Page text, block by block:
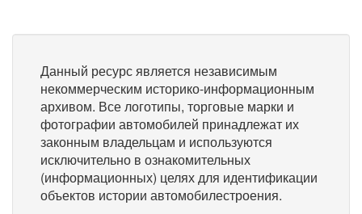
Данный ресурс является независимым
некоммерческим историко-информационным
архивом. Все логотипы, торговые марки и
фотографии автомобилей принадлежат их
законным владельцам и используются
исключительно в ознакомительных
(информационных) целях для идентификации
объектов истории автомобилестроения.